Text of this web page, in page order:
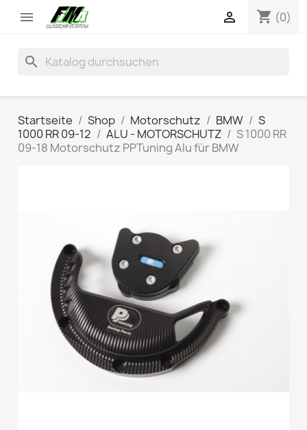
 shopping_cart (0)

search
Startseite Shop Motorschutz BMW
S
1000 RR 09-12
ALU - MOTORSCHUTZ
S 1000 RR
09-18 Motorschutz PPTuning Alu für BMW